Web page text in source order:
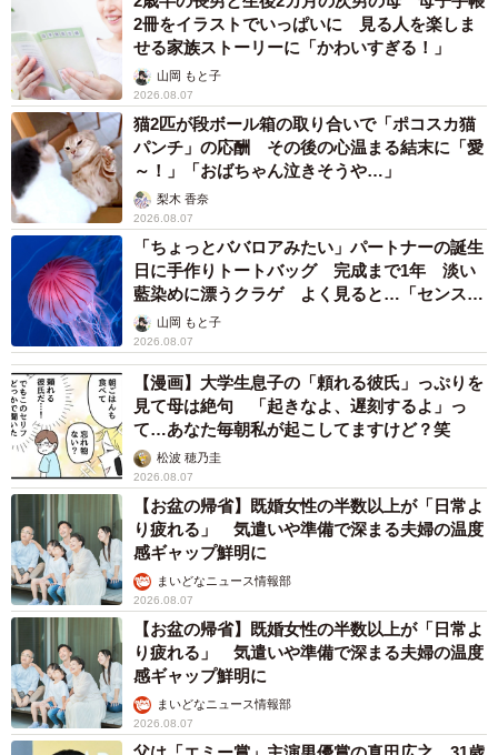
2冊をイラストでいっぱいに 見る人を楽しま
せる家族ストーリーに「かわいすぎる！」
山岡 もと子
2026.08.07
猫2匹が段ボール箱の取り合いで「ポコスカ猫
パンチ」の応酬 その後の心温まる結末に「愛
～！」「おばちゃん泣きそうや…」
梨木 香奈
2026.08.07
「ちょっとババロアみたい」パートナーの誕生
日に手作りトートバッグ 完成まで1年 淡い
藍染めに漂うクラゲ よく見ると…「センスす
ごい」山岡 もと子
2026.08.07
【漫画】大学生息子の「頼れる彼氏」っぷりを
見て母は絶句 「起きなよ、遅刻するよ」っ
て…あなた毎朝私が起こしてますけど？笑
松波 穂乃圭
2026.08.07
【お盆の帰省】既婚女性の半数以上が「日常よ
り疲れる」 気遣いや準備で深まる夫婦の温度
感ギャップ鮮明に
まいどなニュース情報部
2026.08.07
【お盆の帰省】既婚女性の半数以上が「日常よ
り疲れる」 気遣いや準備で深まる夫婦の温度
感ギャップ鮮明に
まいどなニュース情報部
2026.08.07